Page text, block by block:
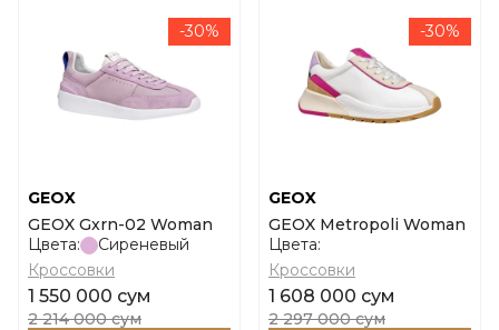
-30%
GEOX
GEOX Gxrn-02 Woman
Цвета:
Сиреневый
Кроссовки
1 550 000 сум
2 214 000 сум
-30%
GEOX
GEOX Metropoli Woman
Цвета:
Кроссовки
1 608 000 сум
2 297 000 сум